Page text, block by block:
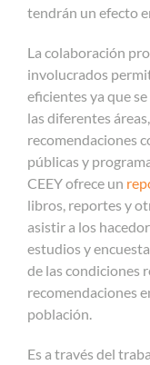
tendrán un efecto
La colaboración
involucrados
eficientes ya que
las diferentes
recomendaciones
públicas y
CEEY ofrece un
libros, reportes y
asistir a los
estudios y
de las condiciones
recomendaciones
población.
Es a través del